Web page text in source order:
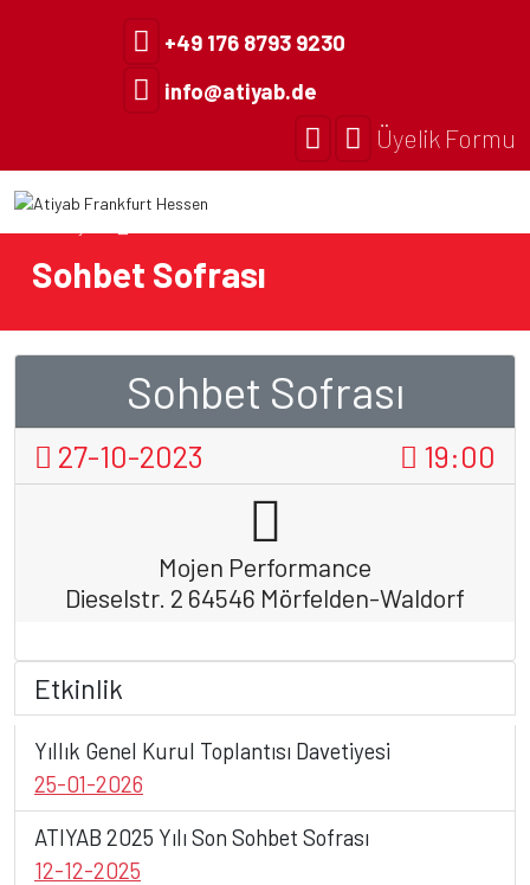
+49 176 8793 9230
info@atiyab.de
Üyelik Formu
Sohbet Sofrası
Sohbet Sofrası
27-10-2023 19:00
Mojen Performance
Dieselstr. 2 64546 Mörfelden-Waldorf
Etkinlik
Yıllık Genel Kurul Toplantısı Davetiyesi
25-01-2026
ATIYAB 2025 Yılı Son Sohbet Sofrası
12-12-2025